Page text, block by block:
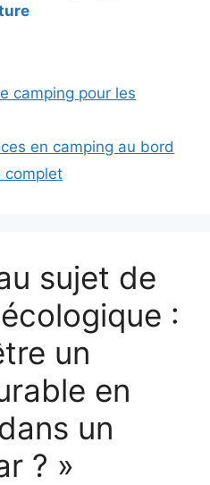
camping pour les
en camping au bord
complet
sujet de
:
un
en
un
? »